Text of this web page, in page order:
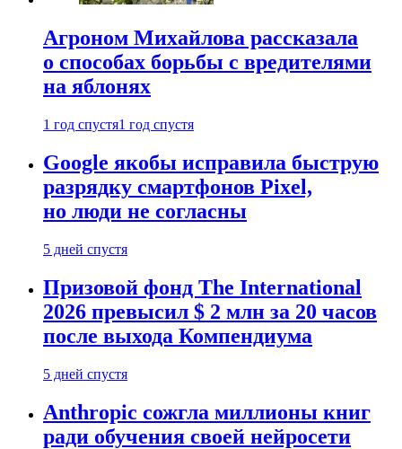
Агроном Михайлова рассказала
о способах борьбы с вредителями
на яблонях
1 год спустя1 год спустя
Google якобы исправила быструю
разрядку смартфонов Pixel,
но люди не согласны
5 дней спустя
Призовой фонд The International
2026 превысил $ 2 млн за 20 часов
после выхода Компендиума
5 дней спустя
Anthropic сожгла миллионы книг
ради обучения своей нейросети